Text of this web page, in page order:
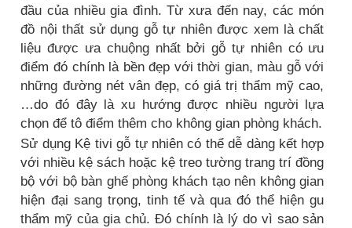
đầu của nhiều gia đình. Từ xưa đến nay, các món
đồ nội thất sử dụng gỗ tự nhiên được xem là chất
liệu được ưa chuộng nhất bởi gỗ tự nhiên có ưu
điểm đó chính là bền đẹp với thời gian, màu gỗ với
những đường nét vân đẹp, có giá trị thẩm mỹ cao,
…do đó đây là xu hướng được nhiều người lựa
chọn để tô điểm thêm cho không gian phòng khách.
Sử dụng Kệ tivi gỗ tự nhiên có thể dễ dàng kết hợp
với nhiều kệ sách hoặc kệ treo tường trang trí đồng
bộ với bộ bàn ghế phòng khách tạo nên không gian
hiện đại sang trọng, tinh tế và qua đó thể hiện gu
thẩm mỹ của gia chủ. Đó chính là lý do vì sao sản